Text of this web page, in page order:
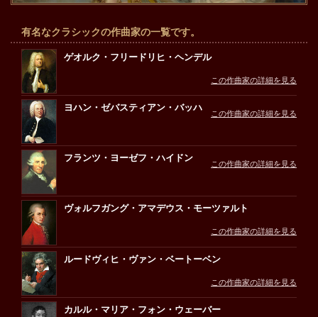
有名なクラシックの作曲家の一覧です。
ゲオルク・フリードリヒ・ヘンデル
この作曲家の詳細を見る
ヨハン・ゼバスティアン・バッハ
この作曲家の詳細を見る
フランツ・ヨーゼフ・ハイドン
この作曲家の詳細を見る
ヴォルフガング・アマデウス・モーツァルト
この作曲家の詳細を見る
ルードヴィヒ・ヴァン・ベートーベン
この作曲家の詳細を見る
カルル・マリア・フォン・ウェーバー